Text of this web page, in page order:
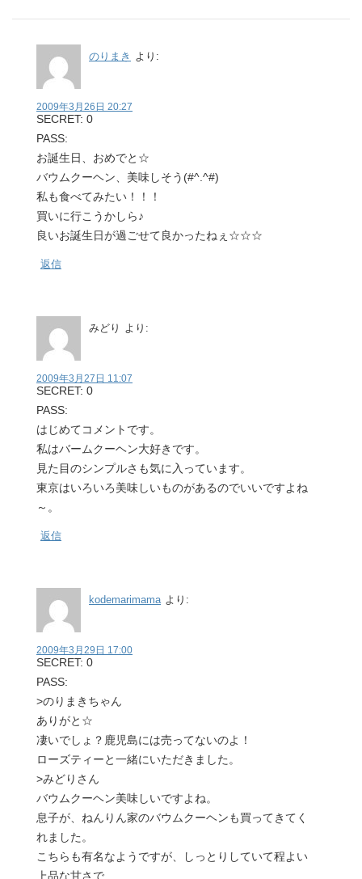
のりまき より:
2009年3月26日 20:27
SECRET: 0
PASS:
お誕生日、おめでと☆
バウムクーヘン、美味しそう(#^.^#)
私も食べてみたい！！！
買いに行こうかしら♪
良いお誕生日が過ごせて良かったねぇ☆☆☆
返信
みどり より:
2009年3月27日 11:07
SECRET: 0
PASS:
はじめてコメントです。
私はバームクーヘン大好きです。
見た目のシンプルさも気に入っています。
東京はいろいろ美味しいものがあるのでいいですよね
～。
返信
kodemarimama より:
2009年3月29日 17:00
SECRET: 0
PASS:
>のりまきちゃん
ありがと☆
凄いでしょ？鹿児島には売ってないのよ！
ローズティーと一緒にいただきました。
>みどりさん
バウムクーヘン美味しいですよね。
息子が、ねんりん家のバウムクーヘンも買ってきてく
れました。
こちらも有名なようですが、しっとりしていて程よい
上品な甘さで